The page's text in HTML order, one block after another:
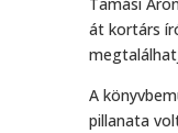
át kortárs
A
pillanata